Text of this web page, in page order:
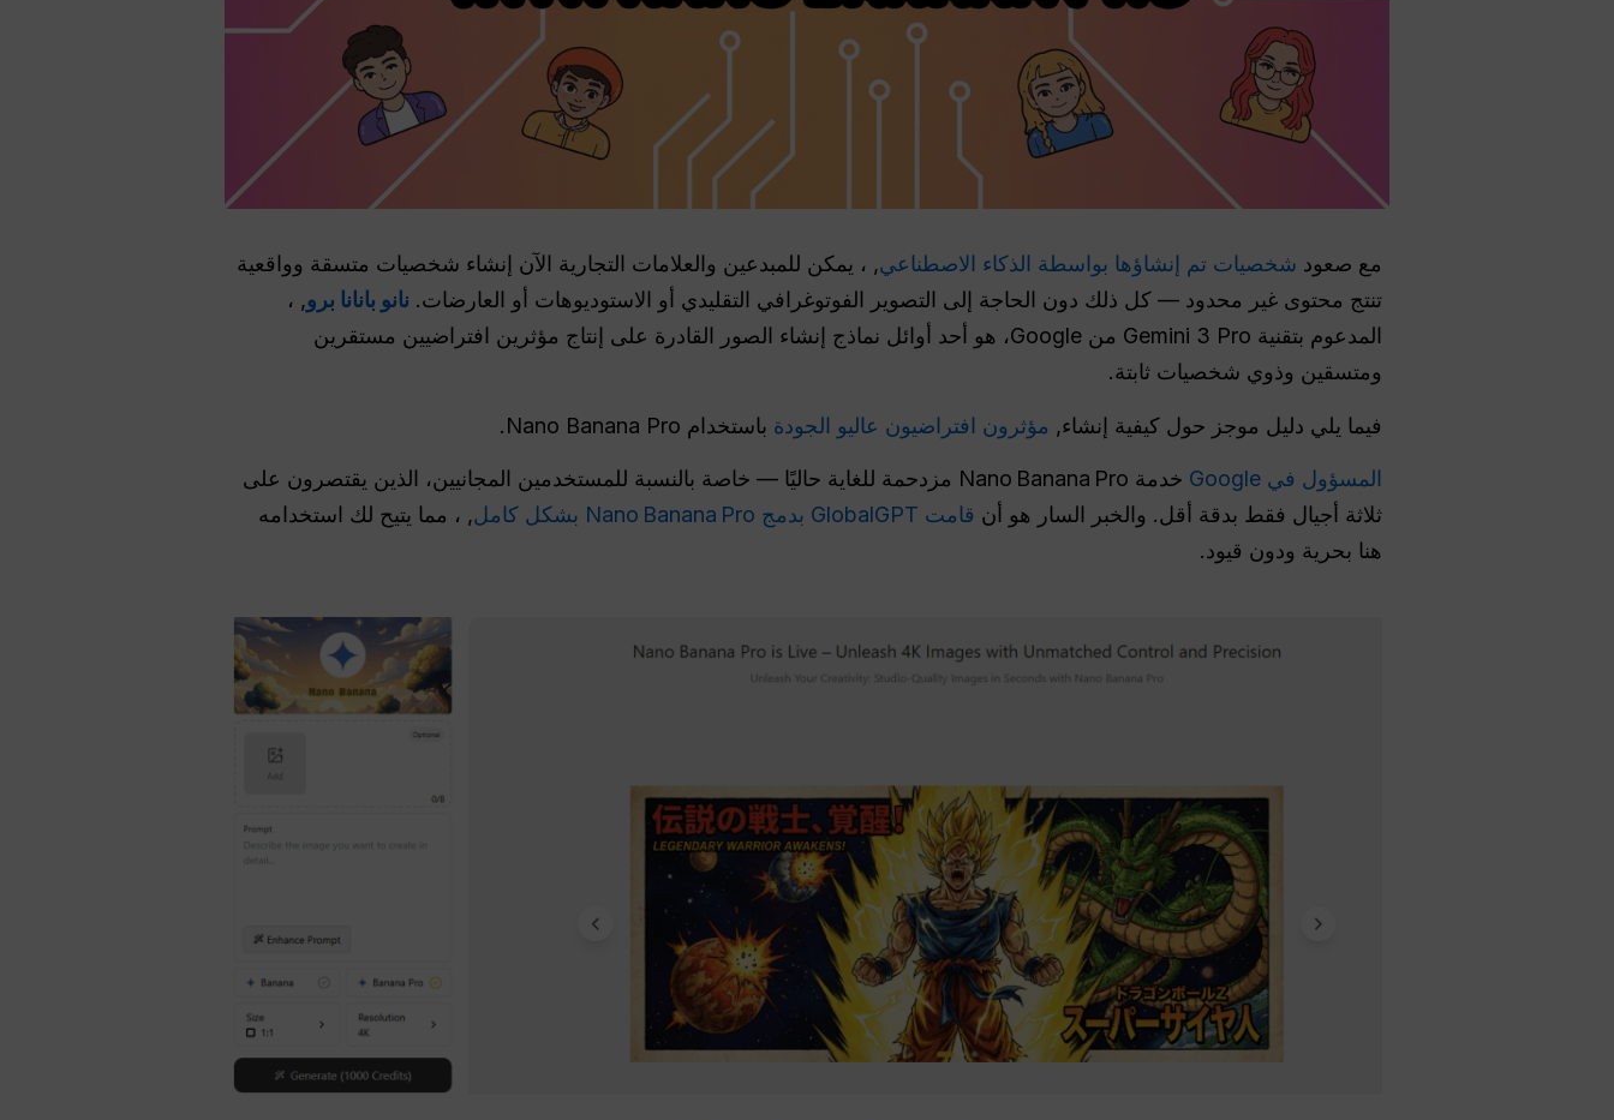
مع صعود شخصيات تم إنشاؤها بواسطة الذكاء الاصطناعي, ، يمكن للمبدعين والعلامات التجارية الآن إنشاء شخصيات متسقة وواقعية
تنتج محتوى غير محدود — كل ذلك دون الحاجة إلى التصوير الفوتوغرافي التقليدي أو الاستوديوهات أو العارضات. نانو بانانا برو, ،
المدعوم بتقنية Gemini 3 Pro من Google، هو أحد أوائل نماذج إنشاء الصور القادرة على إنتاج مؤثرين افتراضيين مستقرين
ومتسقين وذوي شخصيات ثابتة.
فيما يلي دليل موجز حول كيفية إنشاء, مؤثرون افتراضيون عاليو الجودة باستخدام Nano Banana Pro.
المسؤول في Google
خدمة Nano Banana Pro مزدحمة للغاية حاليًا — خاصة بالنسبة للمستخدمين المجانيين، الذين يقتصرون على
ثلاثة أجيال فقط بدقة أقل. والخبر السار هو أن قامت GlobalGPT بدمج Nano Banana Pro بشكل كامل
, ، مما يتيح لك استخدامه
هنا بحرية ودون قيود.